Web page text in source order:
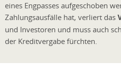
eines Engpasses aufgeschoben
Zahlungsausfälle hat, verliert das
und Investoren und muss auch
der Kreditvergabe fürchten.